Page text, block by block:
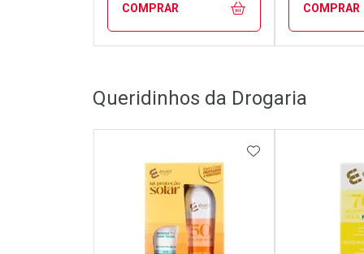
COMPRAR
Laboratório
Por Menos
COMPRAR
Por
Queridinhos da Drogaria
ADICIONAR AOS